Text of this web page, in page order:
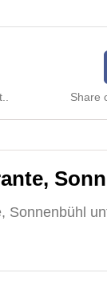
Share
Sonnenbühl